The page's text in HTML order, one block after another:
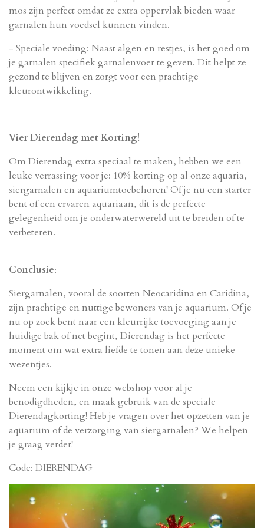
mos zijn perfect omdat ze extra oppervlak bieden waar
garnalen hun voedsel kunnen vinden.
- Speciale voeding: Naast algen en restjes, is het goed om
je garnalen specifiek garnalenvoer te geven. Dit helpt ze
gezond te blijven en zorgt voor een prachtige
kleurontwikkeling.
Vier Dierendag met Korting!
Om Dierendag extra speciaal te maken, hebben we een
leuke verrassing voor je: 10% korting op al onze aquaria,
siergarnalen en aquariumtoebehoren! Of je nu een starter
bent of een ervaren aquariaan, dit is de perfecte
gelegenheid om je onderwaterwereld uit te breiden of te
verbeteren.
Conclusie:
Siergarnalen, vooral de soorten Neocaridina en Caridina,
zijn prachtige en nuttige bewoners van je aquarium. Of je
nu op zoek bent naar een kleurrijke toevoeging aan je
huidige bak of net begint, Dierendag is het perfecte
moment om wat extra liefde te tonen aan deze unieke
wezentjes.
Neem een kijkje in onze webshop voor al je
benodigdheden, en maak gebruik van de speciale
Dierendagkorting! Heb je vragen over het opzetten van je
aquarium of de verzorging van siergarnalen? We helpen
je graag verder!
Code: DIERENDAG